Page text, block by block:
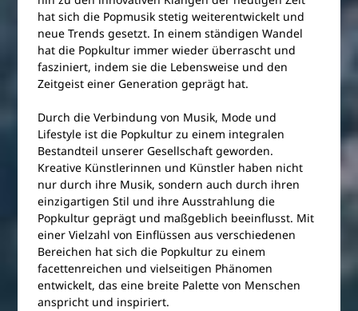
hat sich die Popmusik stetig weiterentwickelt und
neue Trends gesetzt. In einem ständigen Wandel
hat die Popkultur immer wieder überrascht und
fasziniert, indem sie die Lebensweise und den
Zeitgeist einer Generation geprägt hat.
Durch die Verbindung von Musik, Mode und
Lifestyle ist die Popkultur zu einem integralen
Bestandteil unserer Gesellschaft geworden.
Kreative Künstlerinnen und Künstler haben nicht
nur durch ihre Musik, sondern auch durch ihren
einzigartigen Stil und ihre Ausstrahlung die
Popkultur geprägt und maßgeblich beeinflusst. Mit
einer Vielzahl von Einflüssen aus verschiedenen
Bereichen hat sich die Popkultur zu einem
facettenreichen und vielseitigen Phänomen
entwickelt, das eine breite Palette von Menschen
anspricht und inspiriert.